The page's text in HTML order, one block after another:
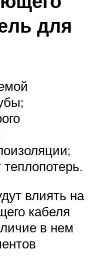
для
влиять на
кабеля
в нем